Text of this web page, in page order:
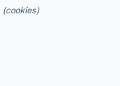
(cookies)